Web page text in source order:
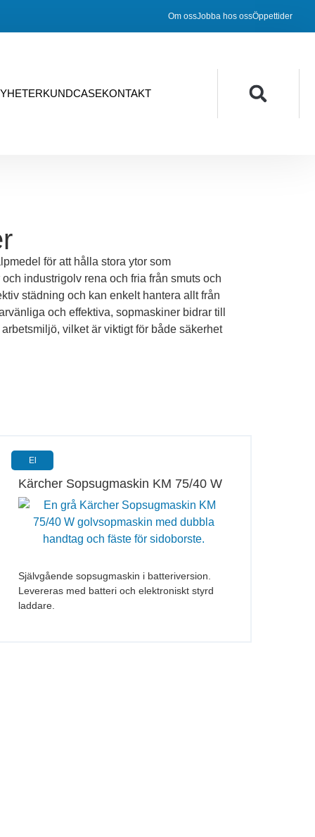
Om ossJobba hos ossÖppettider
KUNDCASEKONTAKT
för att hålla stora ytor som
industrigolv rena och fria från smuts och
städning och kan enkelt hantera allt från
och effektiva, sopmaskiner bidrar till
vilket är viktigt för både säkerhet
El
Kärcher Sopsugmaskin KM 75/40 W
Självgående sopsugmaskin i batteriversion.
Levereras med batteri och elektroniskt styrd
laddare.